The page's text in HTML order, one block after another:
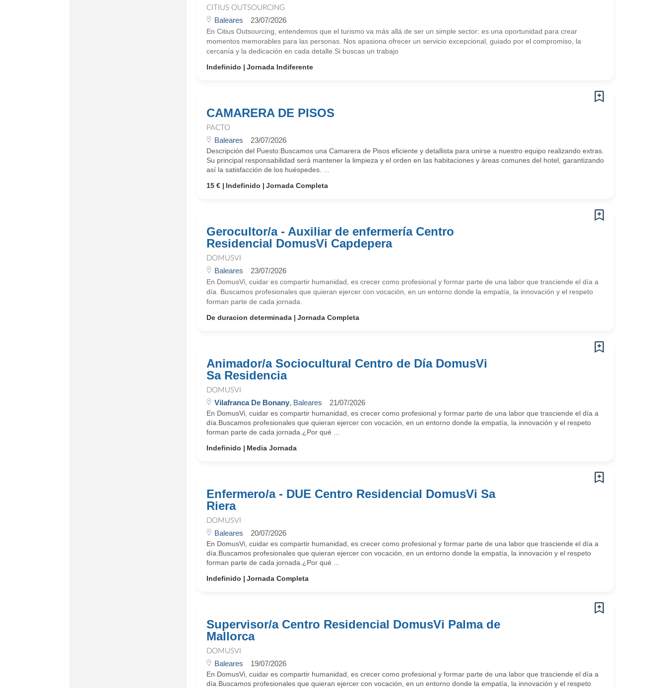
CITIUS OUTSOURCING
Baleares 23/07/2026
En Citius Outsourcing, entendemos que el turismo va más allá de ser un simple sector: es una oportunidad para crear
momentos memorables para las personas. Nos apasiona ofrecer un servicio excepcional, guiado por el compromiso, la
cercanía y la dedicación en cada detalle.Si buscas un trabajo
Indefinido
Jornada Indiferente
CAMARERA DE PISOS
PACTO
Baleares 23/07/2026
Descripción del Puesto:Buscamos una Camarera de Pisos eficiente y detallista para unirse a nuestro equipo realizando extras.
Su principal responsabilidad será mantener la limpieza y el orden en las habitaciones y áreas comunes del hotel, garantizando
así la satisfacción de los huéspedes. ...
15 €
Indefinido Jornada Completa
Gerocultor/a - Auxiliar de enfermería Centro
Residencial DomusVi Capdepera
DOMUSVI
Baleares 23/07/2026
En DomusVi, cuidar es compartir humanidad, es crecer como profesional y formar parte de una labor que trasciende el día a
día. Buscamos profesionales que quieran ejercer con vocación, en un entorno donde la empatía, la innovación y el respeto
forman parte de cada jornada.
De duracion determinada
Jornada Completa
Animador/a Sociocultural Centro de Día DomusVi
Sa Residencia
DOMUSVI
Vilafranca De Bonany, Baleares 21/07/2026
En DomusVi, cuidar es compartir humanidad, es crecer como profesional y formar parte de una labor que trasciende el día a
día.Buscamos profesionales que quieran ejercer con vocación, en un entorno donde la empatía, la innovación y el respeto
forman parte de cada jornada.¿Por qué ...
Indefinido
Media Jornada
Enfermero/a - DUE Centro Residencial DomusVi Sa
Riera
DOMUSVI
Baleares 20/07/2026
En DomusVi, cuidar es compartir humanidad, es crecer como profesional y formar parte de una labor que trasciende el día a
día.Buscamos profesionales que quieran ejercer con vocación, en un entorno donde la empatía, la innovación y el respeto
forman parte de cada jornada.¿Por qué ...
Indefinido
Jornada Completa
Supervisor/a Centro Residencial DomusVi Palma de
Mallorca
DOMUSVI
Baleares 19/07/2026
En DomusVi, cuidar es compartir humanidad, es crecer como profesional y formar parte de una labor que trasciende el día a
día.Buscamos profesionales que quieran ejercer con vocación, en un entorno donde la empatía, la innovación y el respeto